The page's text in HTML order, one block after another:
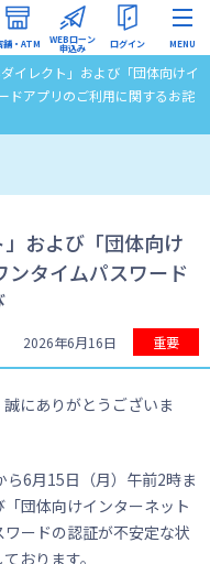
舗・ATM WEBローン
申込み ログイン
キング
ト）
ページ
MENU
ダイレクト」および「団体向けイ
ドアプリのご利用に関するお詫
」および「団体向け
ンタイムパスワード
重要
2026年6月16日
にありがとうございま
6月15日（月）午前2時ま
団体向けインターネット
ードの認証が不安定な状
おります。